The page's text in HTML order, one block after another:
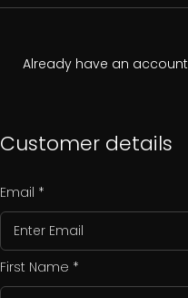
Already have an account
Customer details
Email
First Name